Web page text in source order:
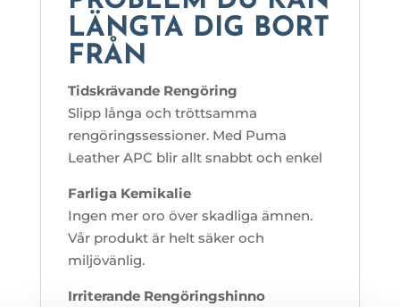
LÄNGTA DIG BORT
FRÅN
Tidskrävande Rengöring
Slipp långa och tröttsamma
rengöringssessioner. Med Puma
Leather APC blir allt snabbt och enkel
Farliga Kemikalie
Ingen mer oro över skadliga ämnen.
Vår produkt är helt säker och
miljövänlig.
Irriterande Rengöringshinno